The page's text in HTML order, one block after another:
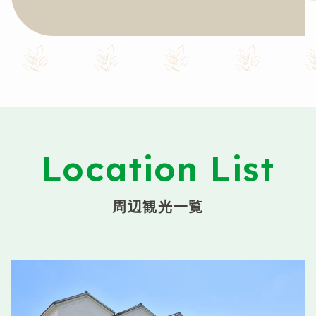
Location List
周辺観光一覧